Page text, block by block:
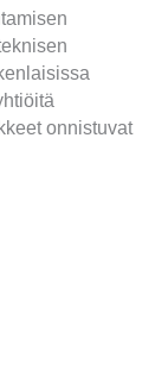
onnistuvat